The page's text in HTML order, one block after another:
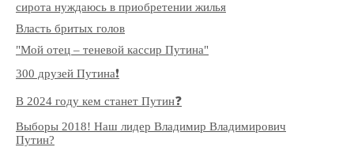
сирота нуждаюсь в приобретении жилья
Власть бритых голов
"Мой отец – теневой кассир Путина"
300 друзей Путина❗️
В 2024 году кем станет Путин❓
Выборы 2018! Наш лидер Владимир Владимирович
Путин?